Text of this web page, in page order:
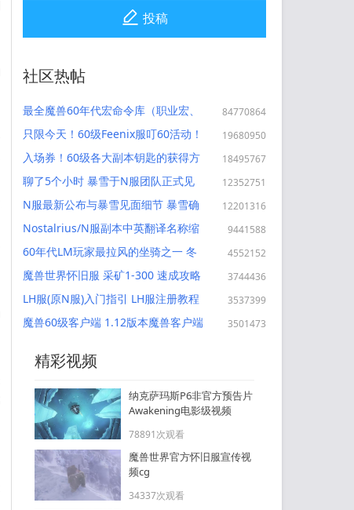
投稿
社区热帖
最全魔兽60年代宏命令库（职业宏、
副本宏、各种宏）
84770864
只限今天！60级Feenix服叮60活动！
叮号图文教程 错过后悔 小编已成
功！！！
19680950
入场券！60级各大副本钥匙的获得方
法 MCBWL黑龙MM门任务
18495767
聊了5个小时 暴雪于N服团队正式见
面完毕 透露了很多让我们兴奋的事
附原文和分析
12352751
N服最新公布与暴雪见面细节 暴雪确
认想要官方怀旧服！！！ 附图和原文
12201316
Nostalrius/N服副本中英翻译名称缩
9441588
60年代LM玩家最拉风的坐骑之一 冬
泉谷刷到霜刃豹 获取攻略
4552152
魔兽世界怀旧服 采矿1-300 速成攻略
篇 矿石分布图
3744436
LH服(原N服)入门指引 LH服注册教程
Lights hope服官网注册地址 新LH服
与E服 nostalrius N服关系
3537399
魔兽60级客户端 1.12版本魔兽客户端
怀旧服完整纯净客户端下载
3501473
精彩视频
纳克萨玛斯P6非官方预告片
Awakening电影级视频
78891次观看
魔兽世界官方怀旧服宣传视
频cg
34337次观看